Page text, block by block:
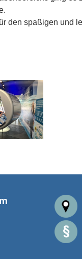
den spaßigen und